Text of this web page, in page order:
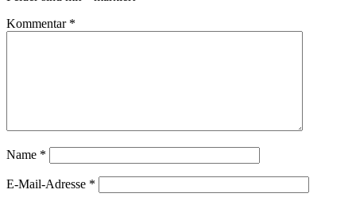
Kommentar *
Name *
E-Mail-Adresse *